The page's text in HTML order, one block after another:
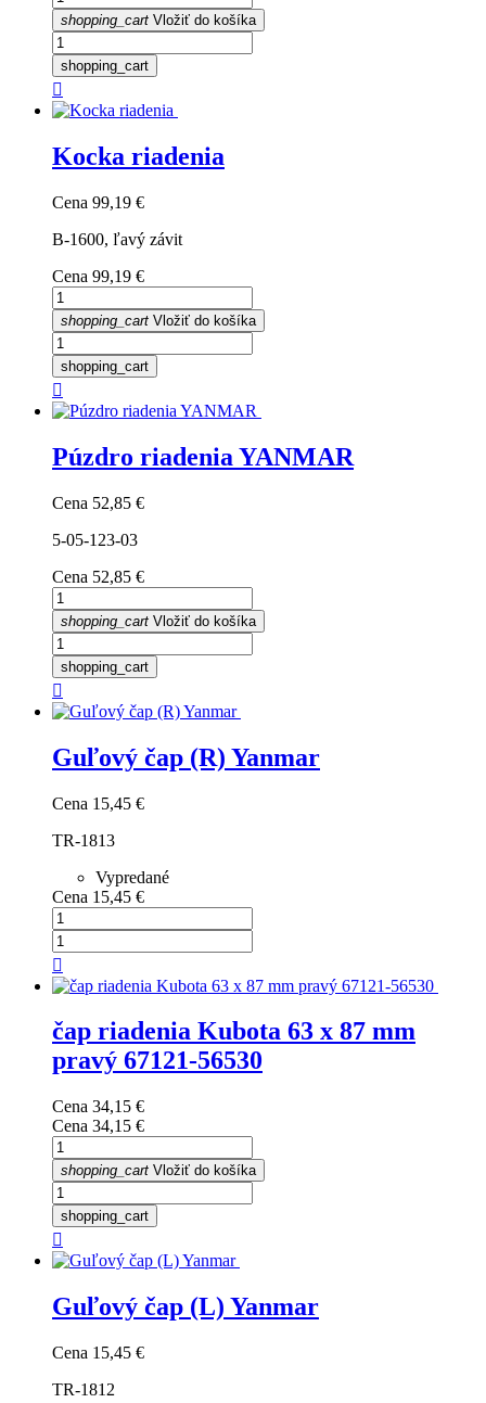
shopping_cart Vložiť do košíka
shopping_cart

Kocka riadenia
Cena 99,19 €
B-1600, ľavý závit
Cena 99,19 €
shopping_cart Vložiť do košíka
shopping_cart

Púzdro riadenia YANMAR
Cena 52,85 €
5-05-123-03
Cena 52,85 €
shopping_cart Vložiť do košíka
shopping_cart

Guľový čap (R) Yanmar
Cena 15,45 €
TR-1813
Vypredané
Cena 15,45 €

čap riadenia Kubota 63 x 87 mm
pravý 67121-56530
Cena 34,15 €
Cena 34,15 €
shopping_cart Vložiť do košíka
shopping_cart

Guľový čap (L) Yanmar
Cena 15,45 €
TR-1812